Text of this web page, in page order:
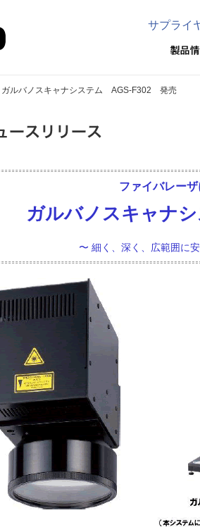
サプライ
ガルバノスキャナシステム AGS-F302 発売
ファイバレー
ガルバノスキャナ
〜 細く、深く、広範囲に